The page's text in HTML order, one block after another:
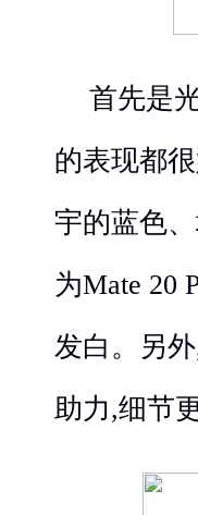
首先是
的表现都
宇的蓝色
为Mate 20
发白。另
助力,细节